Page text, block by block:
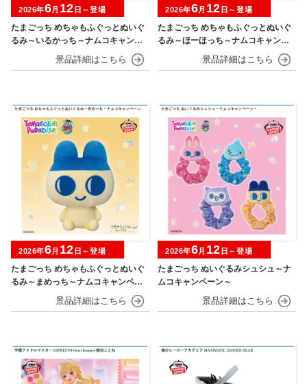
たまごっち めちゃもふぐっとぬいぐ
るみ～いるかっち～ナムコキャンペ
2026年6月 12 日～登場
たまごっち めちゃもふぐっとぬいぐ
るみ～ほーほっち～ナムコキャンペ
2026年6月 12 日～登場
たまごっち めちゃもふぐっとぬいぐ
るみ～まめっち～ナムコキャンペー
2026年6月 12 日～登場
たまごっち ぬいぐるみシュシュ～ナ
ムコキャンペーン～
2026年6月 12 日～登場